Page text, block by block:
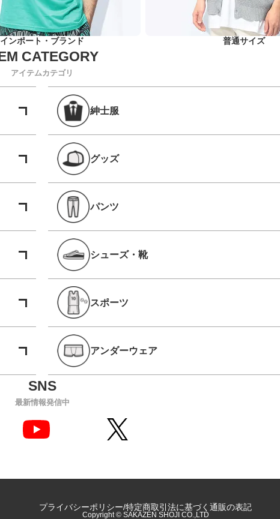
インポート・ブランド 普通サイズ
アイテムカテゴリ
紳士服
グッズ
パンツ
シューズ・靴
スポーツ
アンダーウェア
最新情報発信中
プライバシーポリシー 特定商取引法に基づく通販の表記
Copyright © SAKAZEN SHOJI CO.,LTD